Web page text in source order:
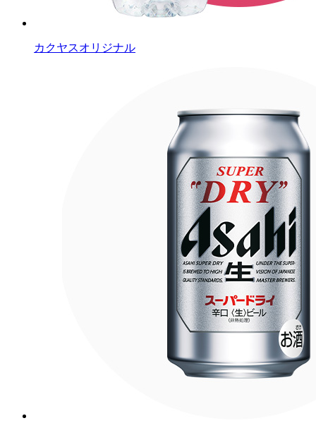
カクヤスオリジナル